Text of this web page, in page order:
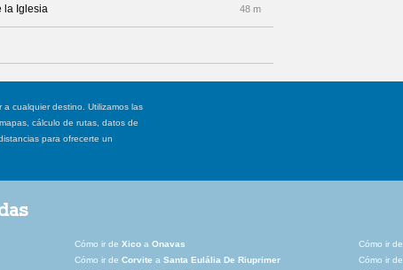
la Iglesia 48 m
cualquier destino. Utilizamos las
cálculo de rutas, datos de
para ofrecerte un
Cómo ir de Xico a Onavas Cómo ir de
Cómo ir de Corvite a Santa Eulália De Riuprimer Cómo ir de